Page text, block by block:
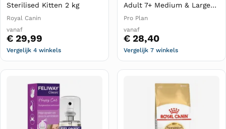
Sterilised Kitten 2 kg
Royal Canin
vanaf
€ 29,99
Vergelijk 4 winkels
Adult 7+ Medium & Large
Age Defence Kip 3 kg
Pro Plan
vanaf
€ 28,40
Vergelijk 7 winkels